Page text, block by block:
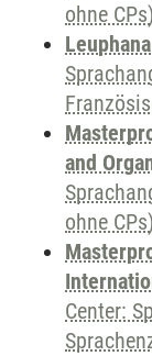
ohne CPs)
and
ohne CPs)
Center: